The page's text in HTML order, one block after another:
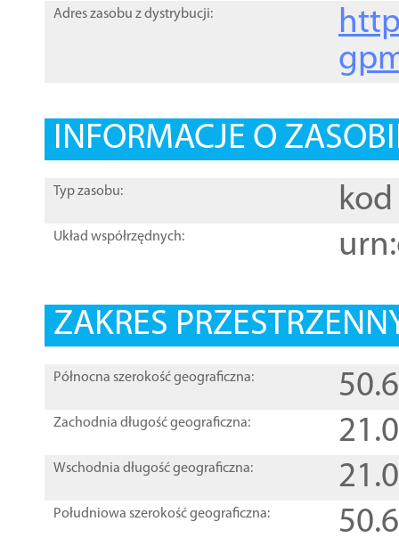
Adres zasobu z dystrybucji:
INFORMACJE O
Typ zasobu: kod
Układ współrzędnych:
ZAKRES
Północna szerokość geograficzna:
Zachodnia długość geograficzna:
Wschodnia długość geograficzna:
Południowa szerokość geograficzna: